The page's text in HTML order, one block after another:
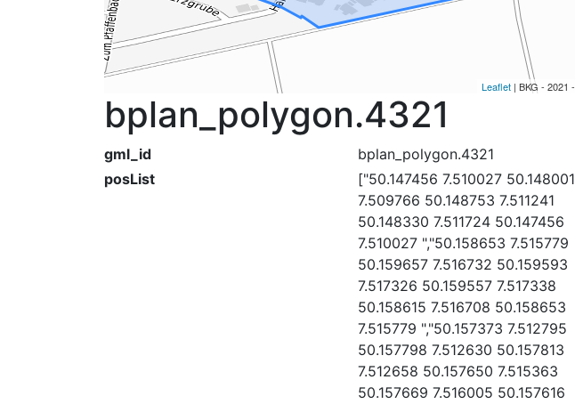
Leaflet | BKG - 2021 -
bplan_polygon.4321
gml_id
bplan_polygon.4321
posList
["50.147456 7.510027 50.148001
7.509766 50.148753 7.511241
50.148330 7.511724 50.147456
7.510027 ","50.158653 7.515779
50.159657 7.516732 50.159593
7.517326 50.159557 7.517338
50.158615 7.516708 50.158653
7.515779 ","50.157373 7.512795
50.157798 7.512630 50.157813
7.512658 50.157650 7.515363
50.157669 7.516005 50.157616